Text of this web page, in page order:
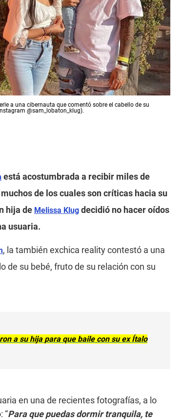
a una cibernauta que comentó sobre el cabello de su
@sam_lobaton_klug).
está acostumbrada a recibir miles de
muchos de los cuales son críticas hacia su
hija de Melissa Klug decidió no hacer oídos
usuaria.
, la también exchica reality contestó a una
de su bebé, fruto de su relación con su
a su hija para que baile con su ex Ítalo
en una de recientes fotografías, a lo
“Para que puedas dormir tranquila, te